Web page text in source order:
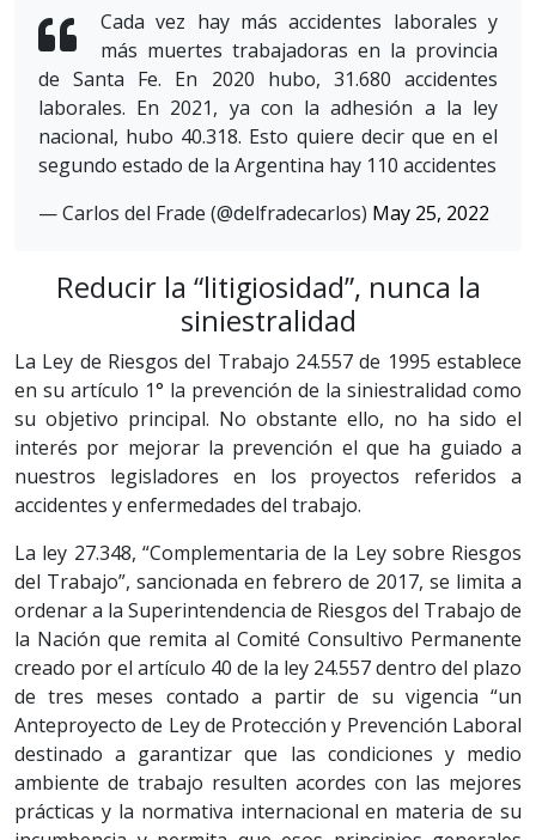
Cada vez hay más accidentes laborales y
más muertes trabajadoras en la provincia
de Santa Fe. En 2020 hubo, 31.680 accidentes
laborales. En 2021, ya con la adhesión a la ley
nacional, hubo 40.318. Esto quiere decir que en el
segundo estado de la Argentina hay 110 accidentes
— Carlos del Frade (@delfradecarlos) May 25, 2022
Reducir la “litigiosidad”, nunca la
siniestralidad
La Ley de Riesgos del Trabajo 24.557 de 1995 establece
en su artículo 1° la prevención de la siniestralidad como
su objetivo principal. No obstante ello, no ha sido el
interés por mejorar la prevención el que ha guiado a
nuestros legisladores en los proyectos referidos a
accidentes y enfermedades del trabajo.
La ley 27.348, “Complementaria de la Ley sobre Riesgos
del Trabajo”, sancionada en febrero de 2017, se limita a
ordenar a la Superintendencia de Riesgos del Trabajo de
la Nación que remita al Comité Consultivo Permanente
creado por el artículo 40 de la ley 24.557 dentro del plazo
de tres meses contado a partir de su vigencia “un
Anteproyecto de Ley de Protección y Prevención Laboral
destinado a garantizar que las condiciones y medio
ambiente de trabajo resulten acordes con las mejores
prácticas y la normativa internacional en materia de su